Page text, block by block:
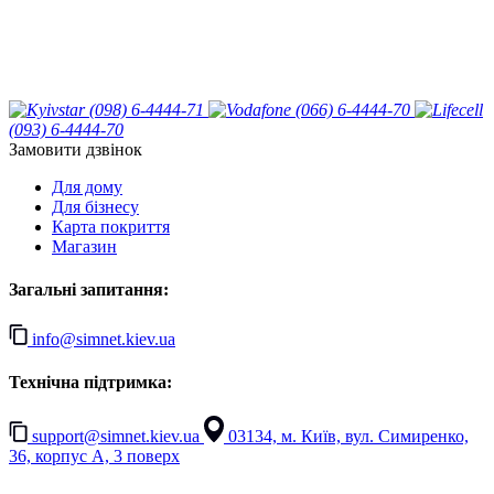
(098) 6-4444-71
(066) 6-4444-70
(093) 6-4444-70
Замовити дзвінок
Для дому
Для бізнесу
Карта покриття
Магазин
Загальні запитання:
info@simnet.kiev.ua
Технічна підтримка:
support@simnet.kiev.ua
03134, м. Київ, вул. Симиренко,
36, корпус А, 3 поверх